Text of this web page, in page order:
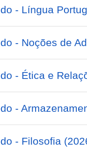
- Língua
- Noções de
- Ética e
-
- Filosofia